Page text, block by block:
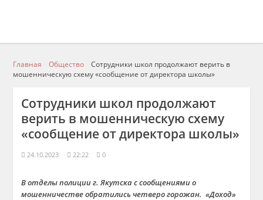
Главная Общество
Сотрудники школ продолжают верить в
мошенническую схему «сообщение от директора школы»
Сотрудники школ продолжают
верить в мошенническую схему
«сообщение от директора школы»
24.10.2023 22:22 0
В отделы полиции г. Якутска с сообщениями о
мошенничестве обратились четверо горожан. «Доход»